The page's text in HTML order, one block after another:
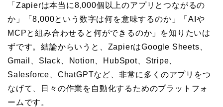
「Zapierは本当に8,000個以上のアプリとつながるの
か」「8,000という数字は何を意味するのか」「AIや
MCPと組み合わせると何ができるのか」を知りたいは
ずです。結論からいうと、ZapierはGoogle Sheets、
Gmail、Slack、Notion、HubSpot、Stripe、
Salesforce、ChatGPTなど、非常に多くのアプリをつ
なげて、日々の作業を自動化するためのプラットフォ
ームです。